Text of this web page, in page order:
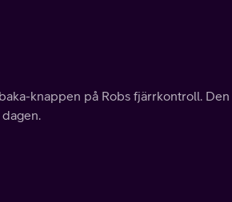
knappen på Robs fjärrkontroll.